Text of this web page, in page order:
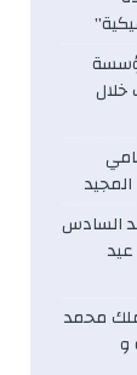
كديلي يتفقد 39 مؤسسة
خلال
السادس
محمد
و